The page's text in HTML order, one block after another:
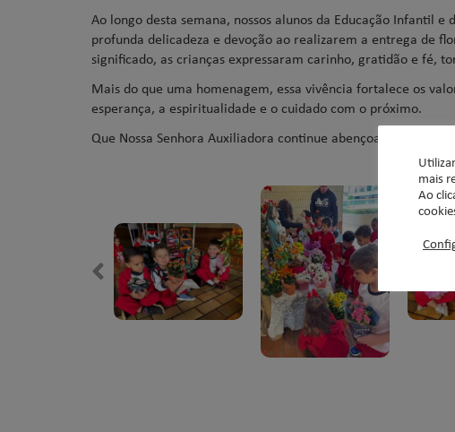
Ao longo desta semana, nossos alunos da Educação Infantil
profunda delicadeza e devoção ao realizarem a entrega de
significado, as crianças expressaram carinho, gratidão e fé,
Mais do que uma homenagem, essa vivência fortalece os
esperança, a espiritualidade e o cuidado com o próximo.
Que Nossa Senhora Auxiliadora continue abençoando e
mais
Ao